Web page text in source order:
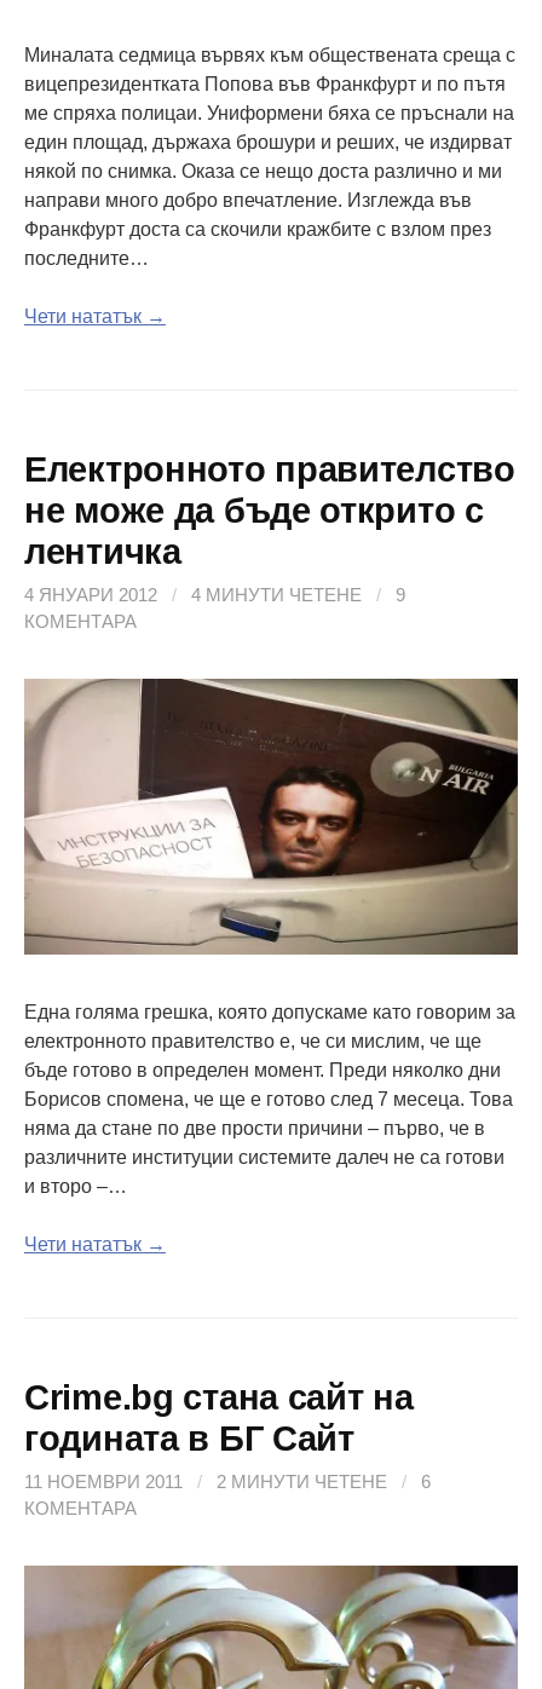
Миналата седмица вървях към обществената среща с
вицепрезидентката Попова във Франкфурт и по пътя
ме спряха полицаи. Униформени бяха се пръснали на
един площад, държаха брошури и реших, че издирват
някой по снимка. Оказа се нещо доста различно и ми
направи много добро впечатление. Изглежда във
Франкфурт доста са скочили кражбите с взлом през
последните…
Чети нататък →
Електронното правителство
не може да бъде открито с
лентичка
4 ЯНУАРИ 2012 / 4 МИНУТИ ЧЕТЕНЕ /
9
КОМЕНТАРА
Една голяма грешка, която допускаме като говорим за
електронното правителство е, че си мислим, че ще
бъде готово в определен момент. Преди няколко дни
Борисов спомена, че ще е готово след 7 месеца. Това
няма да стане по две прости причини – първо, че в
различните институции системите далеч не са готови
и второ –…
Чети нататък →
Crime.bg стана сайт на
годината в БГ Сайт
11 НОЕМВРИ 2011 / 2 МИНУТИ ЧЕТЕНЕ /
6
КОМЕНТАРА